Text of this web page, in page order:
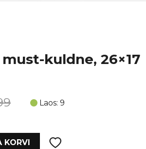
kuldne, 26×17
Laos: 9
KORVI